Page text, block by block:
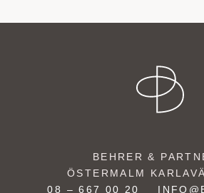
BEHRER &
ÖSTERMALM
08 – 667 00 20